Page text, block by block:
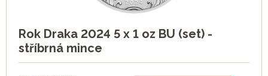
Rok Draka 2024 5 x 1 oz BU (set) -
stříbrná mince